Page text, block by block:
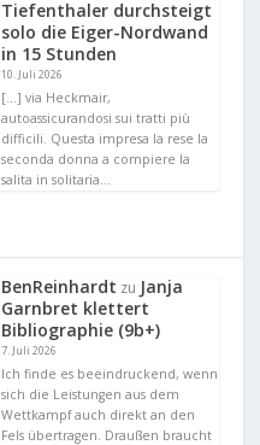
Tiefenthaler durchsteigt
solo die Eiger-Nordwand
in 15 Stunden
10. Juli 2026
[…] via Heckmair,
autoassicurandosi sui tratti più
difficili. Questa impresa la rese la
seconda donna a compiere la
salita in solitaria…
BenReinhardt zu Janja
Garnbret klettert
Bibliographie (9b+)
7. Juli 2026
Ich finde es beeindruckend, wenn
sich die Leistungen aus dem
Wettkampf auch direkt an den
Fels übertragen. Draußen braucht